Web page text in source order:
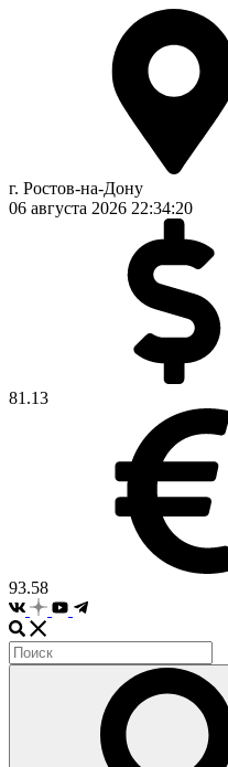
г. Ростов-на-Дону
06 августа 2026 22:34:20
81.13
93.58